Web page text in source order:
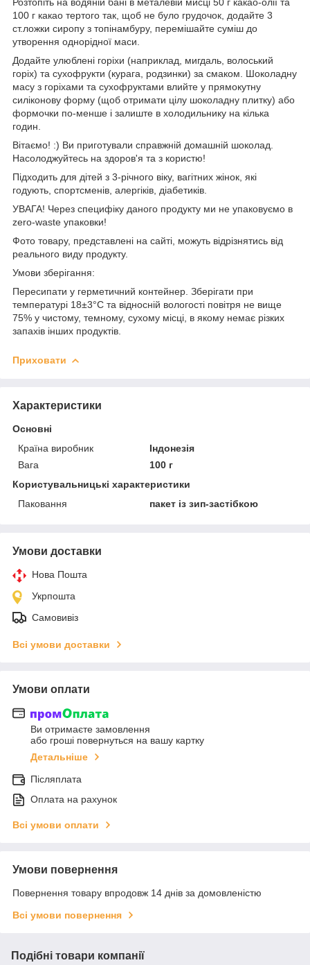
100 г какао тертого так, щоб не було грудочок, додайте 3
ст.ложки сиропу з топінамбуру, перемішайте суміш до
утворення однорідної маси.
Додайте улюблені горіхи (наприклад, мигдаль, волоський
горіх) та сухофрукти (курага, родзинки) за смаком. Шоколадну
масу з горіхами та сухофруктами влийте у прямокутну
силіконову форму (щоб отримати цілу шоколадну плитку) або
формочки по-менше і залиште в холодильнику на кілька
годин.
Вітаємо! :) Ви приготували справжній домашній шоколад.
Насолоджуйтесь на здоров'я та з користю!
Підходить для дітей з 3-річного віку, вагітних жінок, які
годують, спортсменів, алергіків, діабетиків.
УВАГА! Через специфіку даного продукту ми не упаковуємо в
zero-waste упаковки!
Фото товару, представлені на сайті, можуть відрізнятись від
реального виду продукту.
Умови зберігання:
Пересипати у герметичний контейнер. Зберігати при
температурі 18±3°С та відносній вологості повітря не вище
75% у чистому, темному, сухому місці, в якому немає різких
запахів інших продуктів.
Приховати
Характеристики
Основні
Країна виробник
Індонезія
Вага
100 г
Користувальницькі характеристики
Паковання
пакет із зип-застібкою
Умови доставки
Нова Пошта
Укрпошта
Самовивіз
Всі умови доставки
Умови оплати
Ви отримаєте замовлення
або гроші повернуться на вашу картку
Детальніше
Післяплата
Оплата на рахунок
Всі умови оплати
Умови повернення
Повернення товару впродовж 14 днів за домовленістю
Всі умови повернення
Подібні товари компанії